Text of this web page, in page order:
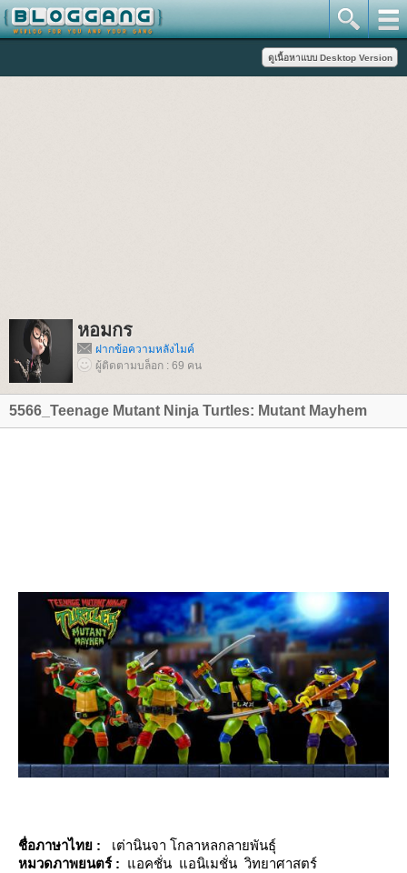
หอมกร
ฝากข้อความหลังไมค์
ผู้ติดตามบล็อก : 69 คน
5566_Teenage Mutant Ninja Turtles: Mutant Mayhem
ชื่อภาษาไทย :
เต่านินจา โกลาหลกลายพันธุ์
หมวดภาพยนตร์ : อคชั่น แอนิเมชั่น วิทยาศาสตร์